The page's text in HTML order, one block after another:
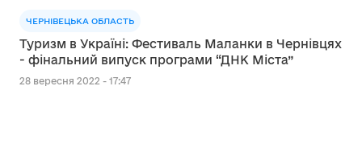
ЧЕРНІВЕЦЬКА ОБЛАСТЬ
Туризм в Україні: Фестиваль Маланки в Чернівцях
- фінальний випуск програми “ДНК Міста”
28 вересня 2022 - 17:47